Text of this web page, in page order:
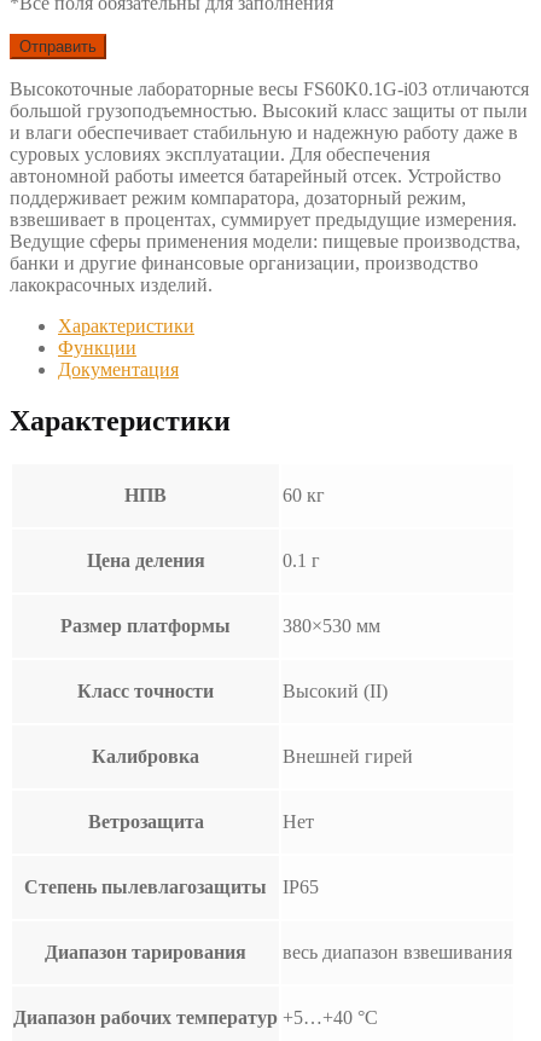
Высокоточные лабораторные весы FS60K0.1G-i03 отличаются
большой грузоподъемностью. Высокий класс защиты от пыли
и влаги обеспечивает стабильную и надежную работу даже в
суровых условиях эксплуатации. Для обеспечения
автономной работы имеется батарейный отсек. Устройство
поддерживает режим компаратора, дозаторный режим,
взвешивает в процентах, суммирует предыдущие измерения.
Ведущие сферы применения модели: пищевые производства,
банки и другие финансовые организации, производство
лакокрасочных изделий.
Характеристики
Функции
Документация
Характеристики
НПВ 60 кг
Цена деления 0.1 г
Размер платформы 380×530 мм
Класс точности Высокий (II)
Калибровка Внешней гирей
Ветрозащита Нет
Степень пылевлагозащиты IP65
Диапазон тарирования весь диапазон взвешивания
Диапазон рабочих температур +5…+40 °С